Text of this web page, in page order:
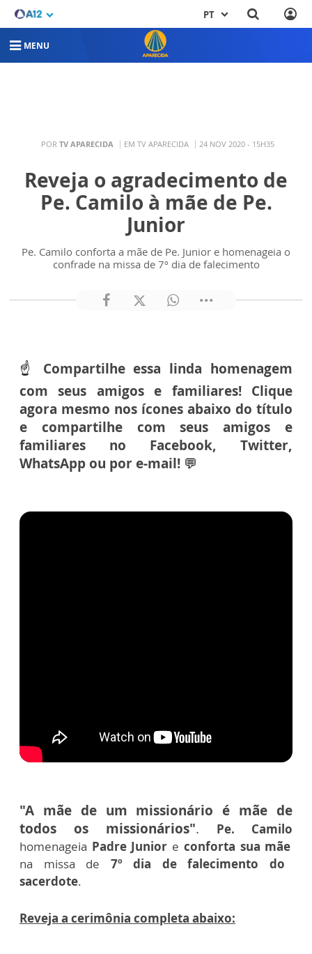
PT
MENU
POR TV APARECIDA EM TV APARECIDA 24 NOV 2020 - 15H35
Reveja o agradecimento de
Pe. Camilo à mãe de Pe.
Junior
Pe. Camilo conforta a mãe de Pe. Junior e homenageia o
confrade na missa de 7º dia de falecimento
☝️ Compartilhe essa linda homenagem
com seus amigos e familiares! Clique
agora mesmo nos ícones abaixo do título
e compartilhe com seus amigos e
familiares no Facebook, Twitter,
WhatsApp ou por e-mail! 💬
"A mãe de um missionário é mãe de
todos os missionários".
Pe. Camilo
homenageia Padre Junior e conforta sua mãe
na missa de 7º dia de falecimento do
sacerdote.
Reveja a cerimônia completa abaixo: